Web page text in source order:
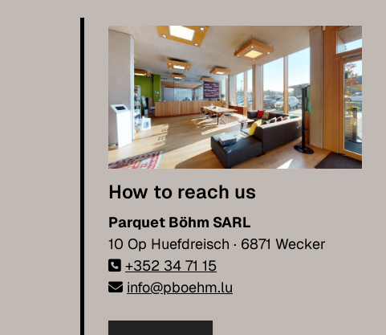
How to reach us
Parquet Böhm SARL
10 Op Huefdreisch · 6871 Wecker
+352 34 71 15
info@pboehm.lu